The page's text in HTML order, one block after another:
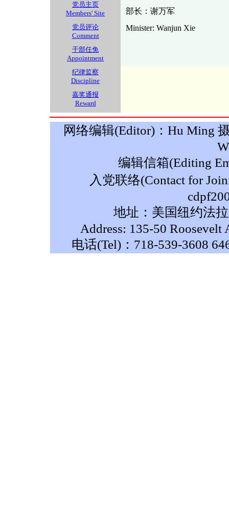
党员主页
Members' Site
党员评论
Comment
干部任免
Appointment
纪律监察
Discipline
嘉奖通报
Reward
部长：谢万军
Minister: Wanjun Xie
网络编辑(Editor)：Hu Ming
编辑信箱(Editing
入党联络(Contact for
地址：美国纽约法
Address: 135-50
电话(Tel)：718-539-3608